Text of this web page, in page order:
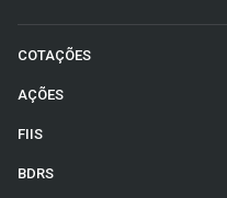
COTAÇÕES
AÇÕES
FIIS
BDRS